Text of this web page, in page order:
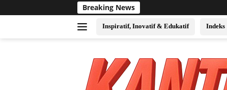
ke
Breaking News Sukses Jadi
Inspiratif, Inovatif & Edukatif Indeks